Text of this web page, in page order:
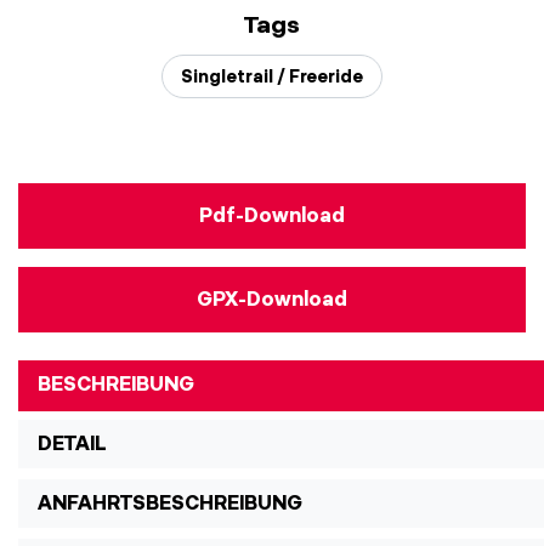
Tags
Singletrail / Freeride
Pdf-Download
GPX-Download
BESCHREIBUNG
DETAIL
ANFAHRTSBESCHREIBUNG